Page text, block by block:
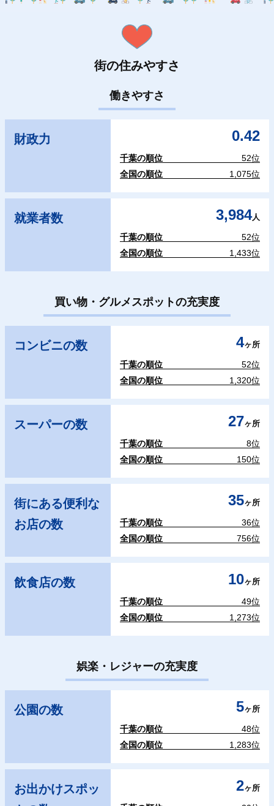
街の住みやすさ
働きやすさ
財政力 0.42
千葉の順位
52位
全国の順位
1,075位
就業者数 3,984人
千葉の順位
52位
全国の順位
1,433位
買い物・グルメスポットの充実度
コンビニの数 4ヶ所
千葉の順位
52位
全国の順位
1,320位
スーパーの数 27ヶ所
千葉の順位
8位
全国の順位
150位
街にある便利な
お店の数
35ヶ所
千葉の順位
36位
全国の順位
756位
飲食店の数 10ヶ所
千葉の順位
49位
全国の順位
1,273位
娯楽・レジャーの充実度
公園の数 5ヶ所
千葉の順位
48位
全国の順位
1,283位
お出かけスポッ
2ヶ所